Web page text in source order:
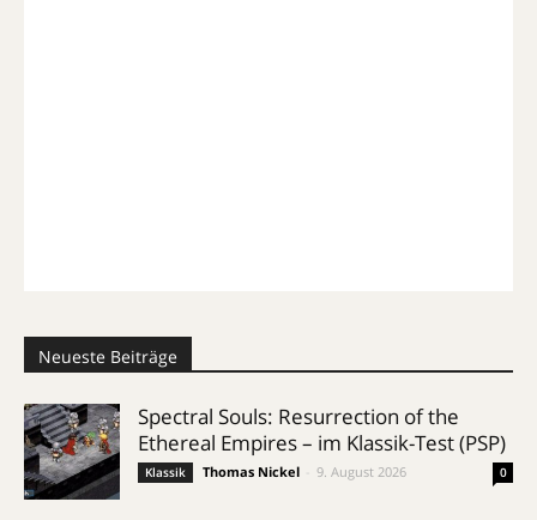
Neueste Beiträge
Spectral Souls: Resurrection of the
Ethereal Empires – im Klassik-Test (PSP)
Klassik Thomas Nickel 9. August 2026 0